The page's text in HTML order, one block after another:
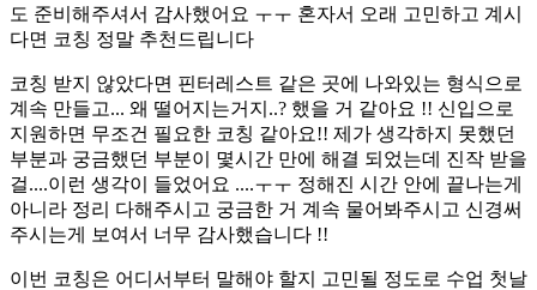
도 준비해주셔서 감사했어요 ㅜㅜ 혼자서 오래 고민하고 계시
다면 코칭 정말 추천드립니다
코칭 받지 않았다면 핀터레스트 같은 곳에 나와있는 형식으로
계속 만들고... 왜 떨어지는거지..? 했을 거 같아요 !! 신입으로
지원하면 무조건 필요한 코칭 같아요!! 제가 생각하지 못했던
부분과 궁금했던 부분이 몇시간 만에 해결 되었는데 진작 받을
걸....이런 생각이 들었어요 ....ㅜㅜ 정해진 시간 안에 끝나는게
아니라 정리 다해주시고 궁금한 거 계속 물어봐주시고 신경써
주시는게 보여서 너무 감사했습니다 !!
이번 코칭은 어디서부터 말해야 할지 고민될 정도로 수업 첫날